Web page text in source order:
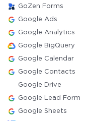
GoZen Forms
Google Ads
Google Analytics
Google BigQuery
Google Calendar
Google Contacts
Google Drive
Google Lead Form
Google Sheets